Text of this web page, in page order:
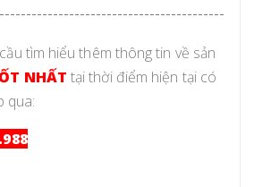
tìm hiểu thêm thông tin về sản
NHẤT tại thời điểm hiện tại có
qua: